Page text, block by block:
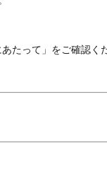
たって」をご確認く